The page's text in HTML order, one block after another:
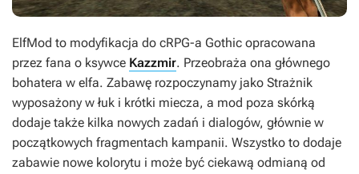
ElfMod to modyfikacja do cRPG-a Gothic opracowana
przez fana o ksywce Kazzmir. Przeobraża ona głównego
bohatera w elfa. Zabawę rozpoczynamy jako Strażnik
wyposażony w łuk i krótki miecza, a mod poza skórką
dodaje także kilka nowych zadań i dialogów, głównie w
początkowych fragmentach kampanii. Wszystko to dodaje
zabawie nowe kolorytu i może być ciekawą odmianą od